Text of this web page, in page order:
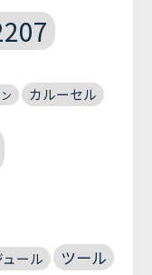
カルーセル
ール ツール